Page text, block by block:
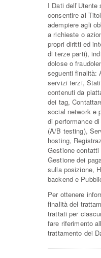
I Dati
consentire al
adempiere agli
a richieste o
propri diritti ed
di terze parti),
dolose o
seguenti finalità:
servizi terzi,
contenuti da
dei tag,
social network e
di performance
(A/B testing),
hosting,
Gestione
Gestione dei
sulla posizione,
backend e
Per ottenere
finalità del
trattati per
fare riferimento
trattamento dei